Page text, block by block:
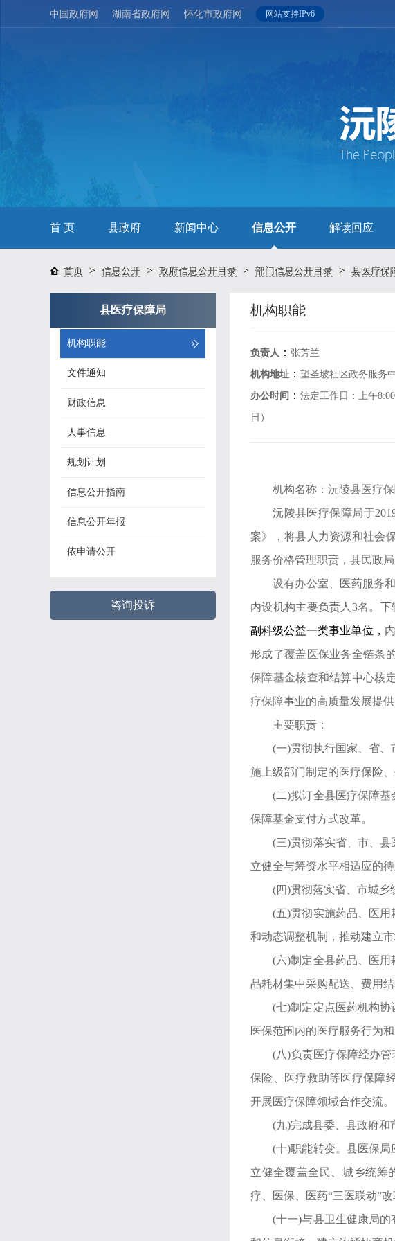
中国政府网 湖南省政府网 怀化市政府网 网站支持IPv6
首 页 县政府 新闻中心 信息公开 解读回应
首页 > 信息公开 > 政府信息公开目录 > 部门信息公开目录 > 县医疗保
县医疗保障局
机构职能
文件通知
财政信息
人事信息
规划计划
信息公开指南
信息公开年报
依申请公开
咨询投诉
机构职能
负责人 ：张芳兰
机构地址 ：望圣坡社区政务服务
办公时间 ：法定工作日：上午
日）
机构名称：沅陵县医疗
沅陵县医疗保障局于
案》，将县人力资源和社会
服务价格管理职责，县民政
设有办公室、医药服务
内设机构主要负责人3名。
副科级公益一类事业单位，
形成了覆盖医保业务全链条
保障基金核查和结算中心核
疗保障事业的高质量发展提供
主要职责：
(一)贯彻执行国家、省
施上级部门制定的医疗保险
(二)拟订全县医疗保障
保障基金支付方式改革。
(三)贯彻落实省、市、
立健全与筹资水平相适应的
(四)贯彻落实省、市城乡
(五)贯彻实施药品、医
和动态调整机制，推动建立
(六)制定全县药品、医
品耗材集中采购配送、费用结
(七)制定定点医药机构
医保范围内的医疗服务行为
(八)负责医疗保障经办
保险、医疗救助等医疗保障
开展医疗保障领域合作交流。
(九)完成县委、县政府和
(十)职能转变。县医保
立健全覆盖全民、城乡统筹
疗、医保、医药“三医联动”
(十一)与县卫生健康局